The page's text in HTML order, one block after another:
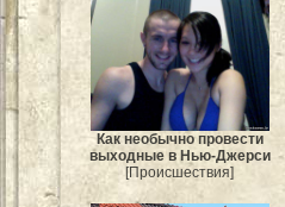
Как необычно провести
выходные в Нью-Джерси
[Происшествия]